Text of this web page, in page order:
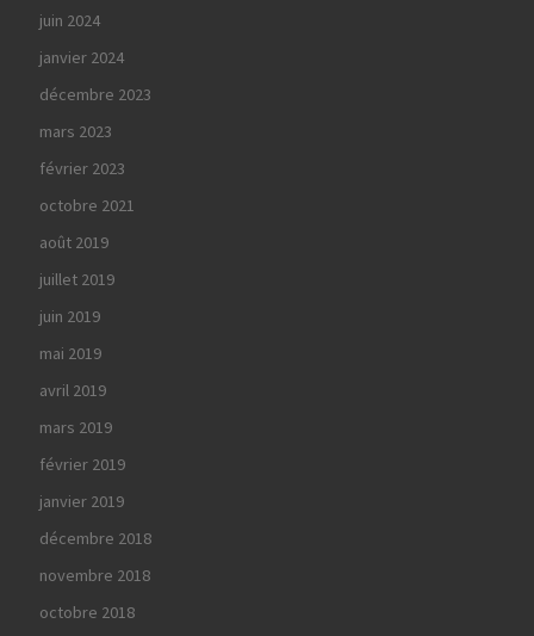
juin 2024
janvier 2024
décembre 2023
mars 2023
février 2023
octobre 2021
août 2019
juillet 2019
juin 2019
mai 2019
avril 2019
mars 2019
février 2019
janvier 2019
décembre 2018
novembre 2018
octobre 2018